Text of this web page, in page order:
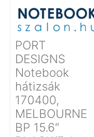
PORT
DESIGNS
Notebook
hátizsák
170400,
MELBOURNE
BP 15.6″